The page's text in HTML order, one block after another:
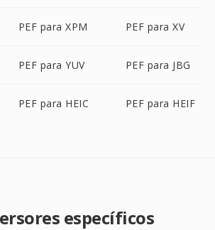
PEF para XPM PEF para XV
PEF para YUV PEF para JBG
PEF para HEIC PEF para HEIF
específicos